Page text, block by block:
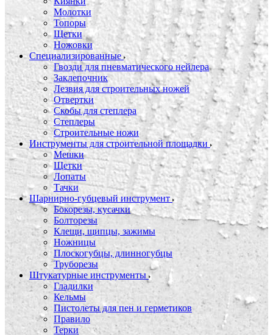
Молотки
Топоры
Щетки
Ножовки
Специализированные
Гвозди для пневматического нейлера
Заклепочник
Лезвия для строительных ножей
Отвертки
Скобы для степлера
Степлеры
Строительные ножи
Инструменты для строительной площадки
Мешки
Щетки
Лопаты
Тачки
Шарнирно-губцевый инструмент
Бокорезы, кусачки
Болторезы
Клещи, щипцы, зажимы
Ножницы
Плоскогубцы, длинногубцы
Труборезы
Штукатурные инструменты
Гладилки
Кельмы
Пистолеты для пен и герметиков
Правило
Терки